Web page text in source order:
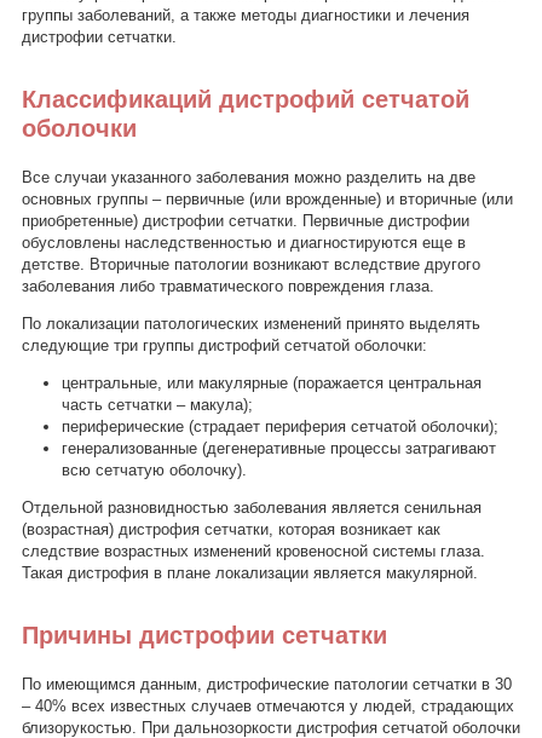
группы заболеваний, а также методы диагностики и лечения
дистрофии сетчатки.
Классификаций дистрофий сетчатой
оболочки
Все случаи указанного заболевания можно разделить на две
основных группы – первичные (или врожденные) и вторичные (или
приобретенные) дистрофии сетчатки. Первичные дистрофии
обусловлены наследственностью и диагностируются еще в
детстве. Вторичные патологии возникают вследствие другого
заболевания либо травматического повреждения глаза.
По локализации патологических изменений принято выделять
следующие три группы дистрофий сетчатой оболочки:
центральные, или макулярные (поражается центральная
часть сетчатки – макула);
периферические (страдает периферия сетчатой оболочки);
генерализованные (дегенеративные процессы затрагивают
всю сетчатую оболочку).
Отдельной разновидностью заболевания является сенильная
(возрастная) дистрофия сетчатки, которая возникает как
следствие возрастных изменений кровеносной системы глаза.
Такая дистрофия в плане локализации является макулярной.
Причины дистрофии сетчатки
По имеющимся данным, дистрофические патологии сетчатки в 30
– 40% всех известных случаев отмечаются у людей, страдающих
близорукостью. При дальнозоркости дистрофия сетчатой оболочки